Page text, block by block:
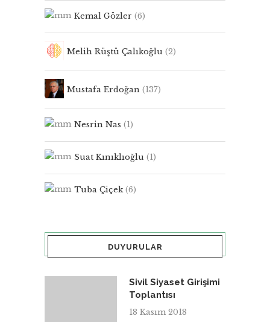
Kemal Gözler (6)
Melih Rüştü Çalıkoğlu (2)
Mustafa Erdoğan (137)
Nesrin Nas (1)
Suat Kınıklıoğlu (1)
Tuba Çiçek(6)
DUYURULAR
Sivil Siyaset Girişimi
Toplantısı
18 Kasım 2018